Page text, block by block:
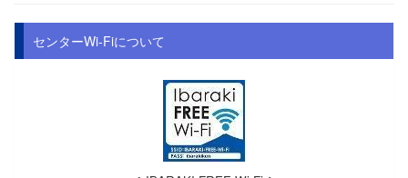
センターWi-Fiについて